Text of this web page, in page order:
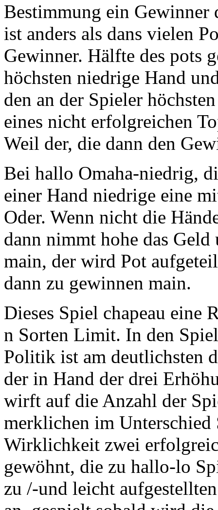
Bestimmung ein
ist anders als dans vielen
Gewinner. Hälfte des pots
höchsten niedrige Hand
den an der Spieler
eines nicht erfolgreichen
Weil der, die dann den
Bei hallo Omaha-niedrig,
einer Hand niedrige eine
Oder. Wenn nicht die
dann nimmt hohe das
main, der wird Pot
dann zu gewinnen main.
Dieses Spiel chapeau eine
n Sorten Limit. In den
Politik ist am deutlichsten
der in Hand der drei
wirft auf die Anzahl der
merklichen im
Wirklichkeit zwei
gewöhnt, die zu hallo-lo
zu /-und leicht